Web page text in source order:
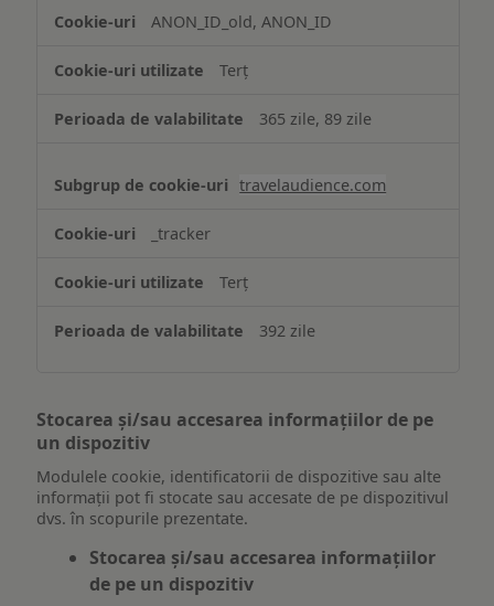
ANON_ID_old, ANON_ID
Terț
365 zile, 89 zile
travelaudience.com
_tracker
Terț
392 zile
Stocarea și/sau accesarea informațiilor de pe
un dispozitiv
Modulele cookie, identificatorii de dispozitive sau alte
informații pot fi stocate sau accesate de pe dispozitivul
dvs. în scopurile prezentate.
Stocarea și/sau accesarea informațiilor
de pe un dispozitiv